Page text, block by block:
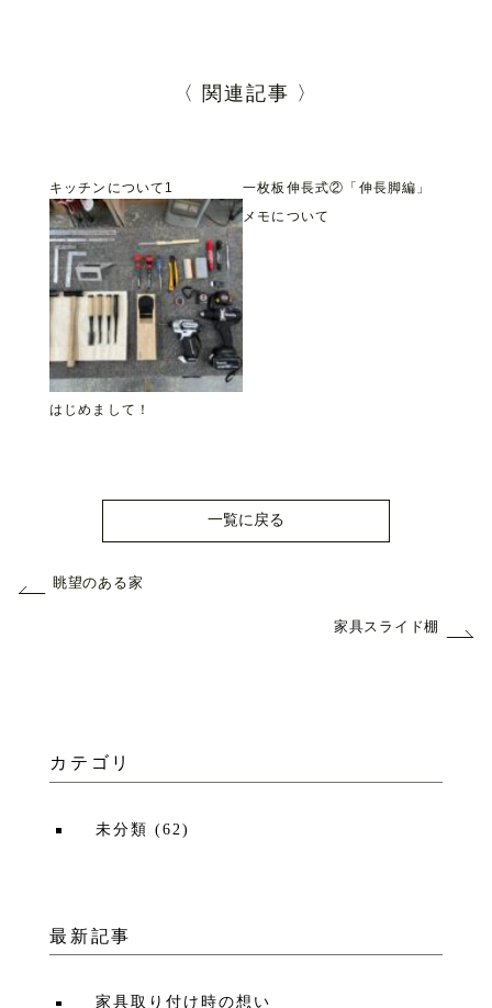
〈 関連記事 〉
キッチンについて1 一枚板伸長式②「伸長脚編」
はじめまして！
メモについて
一覧に戻る
眺望のある家
家具スライド棚
カテゴリ
未分類 (62)
最新記事
家具取り付け時の想い